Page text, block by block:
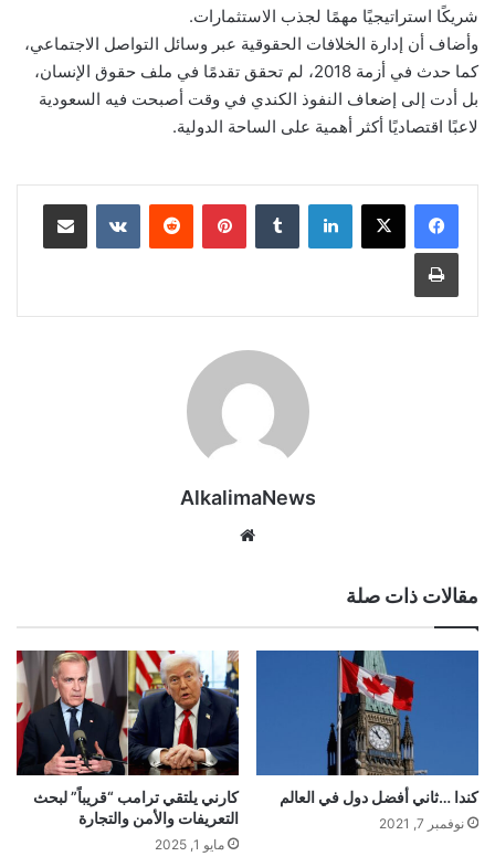
شريكًا استراتيجيًا مهمًا لجذب الاستثمارات.
وأضاف أن إدارة الخلافات الحقوقية عبر وسائل التواصل الاجتماعي،
كما حدث في أزمة 2018، لم تحقق تقدمًا في ملف حقوق الإنسان،
بل أدت إلى إضعاف النفوذ الكندي في وقت أصبحت فيه السعودية
لاعبًا اقتصاديًا أكثر أهمية على الساحة الدولية.
لينكدإن بينتيريست
AlkalimaNews
مقالات ذات صلة
كندا …ثاني أفضل دول في العالم
نوفمبر 7, 2021
كارني يلتقي ترامب “قريباً” لبحث
التعريفات والأمن والتجارة
مايو 1, 2025